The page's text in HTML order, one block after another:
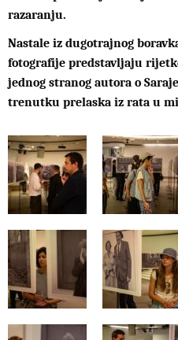
razaranju.
Nastale iz dugotrajnog
fotografije predstavljaju
jednog stranog autora o
trenutku prelaska iz rata u